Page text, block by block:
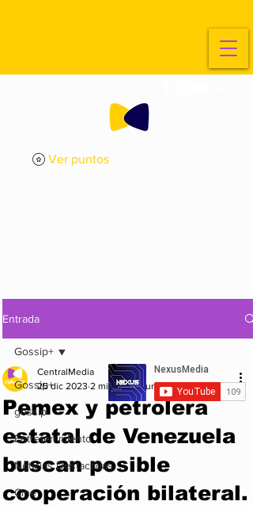
Ver puntos
Entrada
Gossip+
gossip
Entretenimiento
Noticias Destacadas
Cine
Gossip+
Pemex y petrolera
estatal de Venezuela
buscan posible
cooperación bilateral.
CentralMedia
25 dic 2023 2 min de lectura